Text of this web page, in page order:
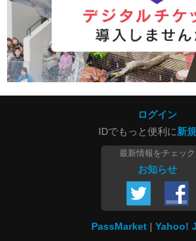
ログイン
IDでもっと便利に新
最新情報をチェック
お知らせ
PassMarket Yahoo!